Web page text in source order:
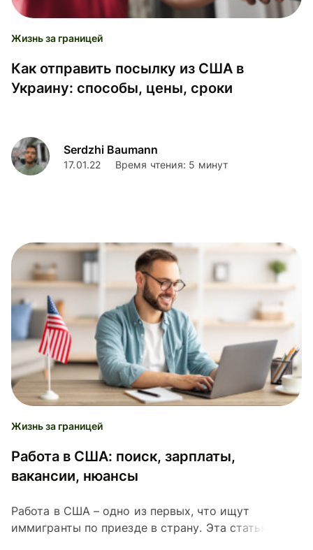
Жизнь за границей
Как отправить посылку из США в
Украину: способы, цены, сроки
Serdzhi Baumann
17.01.22 Время чтения: 5 минут
Жизнь за границей
Работа в США: поиск, зарплаты,
вакансии, нюансы
Работа в США – одно из первых, что ищут
иммигранты по приезде в страну. Эта статья